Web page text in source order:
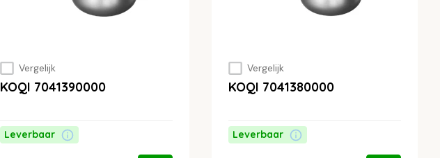
Vergelijk
KOQI 7041390000
Leverbaar
Vergelijk
KOQI 7041380000
Leverbaar